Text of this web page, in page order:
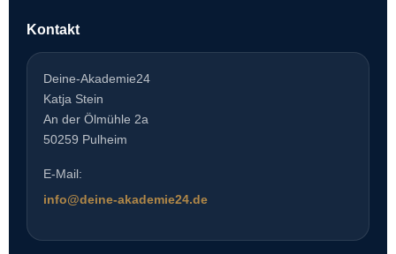
Kontakt
Deine-Akademie24
Katja Stein
An der Ölmühle 2a
50259 Pulheim
E-Mail:
info@deine-akademie24.de